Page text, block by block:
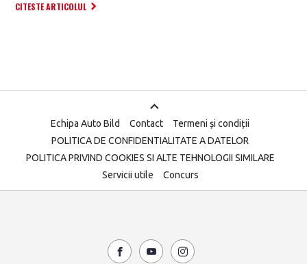
CITESTE ARTICOLUL
Echipa Auto Bild Contact
Termeni și condiții
POLITICA DE CONFIDENTIALITATE A DATELOR
POLITICA PRIVIND COOKIES SI ALTE TEHNOLOGII SIMILARE
Servicii utile
Concurs